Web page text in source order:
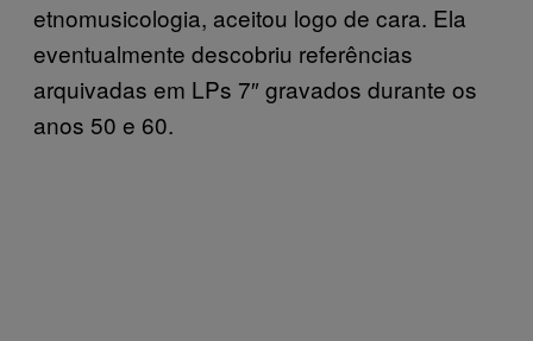
etnomusicologia, aceitou logo de cara. Ela
eventualmente descobriu referências
arquivadas em LPs 7″ gravados durante os
anos 50 e 60.